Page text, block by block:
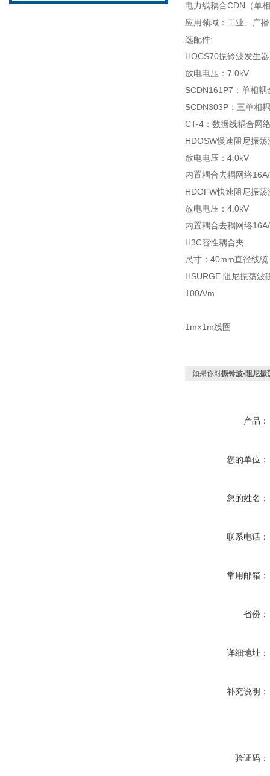
电力线耦合CDN（单相
应用领域：工业、广
选配件:
HOCS70振铃波发生器
放电电压：7.0kV
SCDN161P7：单相
SCDN303P：三单相
CT-4：数据线耦合网络
HDOSW慢速阻尼振
放电电压：
内置耦合去耦网络16A/
HDOFW快速阻尼振
放电电压：4.0kV
内置耦合去耦网络
H3C容性耦合夹
尺寸：40mm直径线缆
HSURGE 阻尼振
100A/m
1m×1m线圈
如果你对振铃波-阻尼振
产品：
您的单位：
您的姓名：
联系电话：
常用邮箱：
省份：
详细地址：
补充说明：
验证码：